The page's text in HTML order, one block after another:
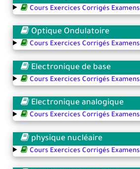
Cours Exercices Corrigés Examens
Optique Ondulatoire
Cours Exercices Corrigés Examens
Electronique de base
Cours Exercices Corrigés Examens
Electronique analogique
Cours Exercices Corrigés Examens
physique nucléaire
Cours Exercices Corrigés Examens